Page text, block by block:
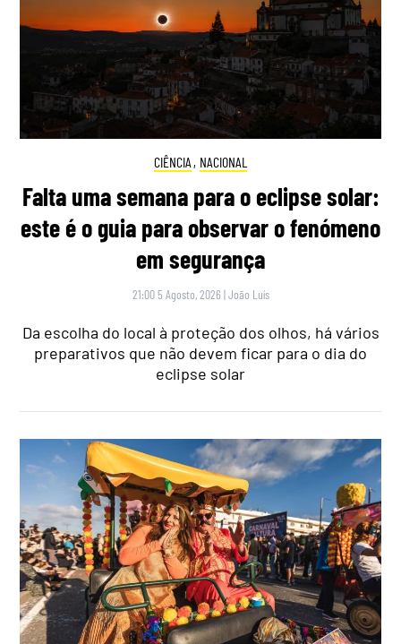
CIÊNCIA , NACIONAL
Falta uma semana para o eclipse solar:
este é o guia para observar o fenómeno
em segurança
21:00 5 Agosto, 2026 |João Luís
Da escolha do local à proteção dos olhos, há vários
preparativos que não devem ficar para o dia do
eclipse solar